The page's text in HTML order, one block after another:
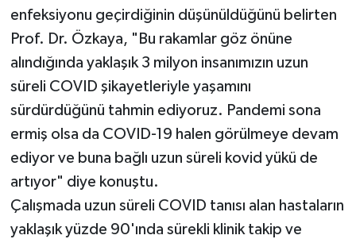
enfeksiyonu geçirdiğinin düşünüldüğünü belirten
Prof. Dr. Özkaya, "Bu rakamlar göz önüne
alındığında yaklaşık 3 milyon insanımızın uzun
süreli COVID şikayetleriyle yaşamını
sürdürdüğünü tahmin ediyoruz. Pandemi sona
ermiş olsa da COVID-19 halen görülmeye devam
ediyor ve buna bağlı uzun süreli kovid yükü de
artıyor" diye konuştu.
Çalışmada uzun süreli COVID tanısı alan hastaların
yaklaşık yüzde 90'ında sürekli klinik takip ve